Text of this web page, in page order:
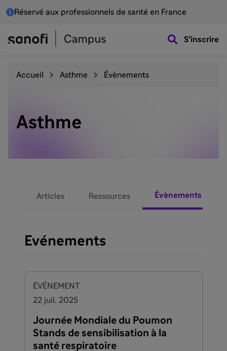
Réservé aux professionnels de santé en France
S'inscrire
Accueil Asthme Évènements
Asthme
Articles Ressources Évènements
Evénements
ÉVÉNEMENT
22 juil. 2025
Journée Mondiale du Poumon
Stands de sensibilisation à la
santé respiratoire